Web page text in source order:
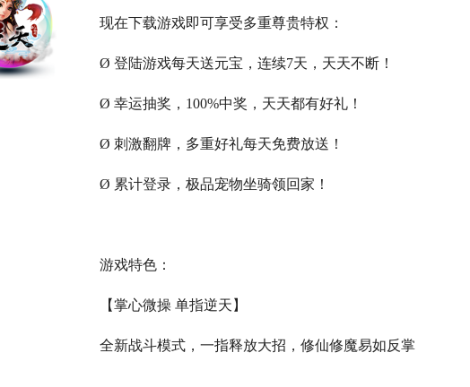
现在下载游戏即可享受多重尊贵特权：
Ø 登陆游戏每天送元宝，连续7天，天天不断！
Ø 幸运抽奖，100%中奖，天天都有好礼！
Ø 刺激翻牌，多重好礼每天免费放送！
Ø 累计登录，极品宠物坐骑领回家！
游戏特色：
【掌心微操 单指逆天】
全新战斗模式，一指释放大招，修仙修魔易如反掌